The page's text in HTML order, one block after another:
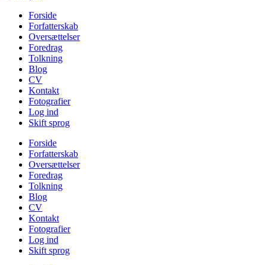
Forside
Forfatterskab
Oversættelser
Foredrag
Tolkning
Blog
CV
Kontakt
Fotografier
Log ind
Skift sprog
Forside
Forfatterskab
Oversættelser
Foredrag
Tolkning
Blog
CV
Kontakt
Fotografier
Log ind
Skift sprog